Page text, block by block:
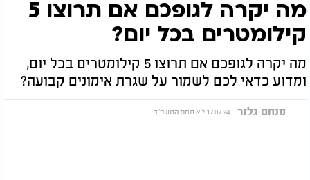
מה יקרה לגופכם אם תרוצו 5
קילומטרים בכל יום?
מה יקרה לגופכם אם תרוצו 5 קילומטרים בכל יום,
ומדוע כדאי לכם לשמור על שגרת אימונים קבועה?
מנחם גלזר 17.07.24 י"א תמוז התשפ"ד